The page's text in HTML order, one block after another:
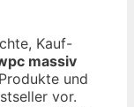
Kauf-
massiv
und
vor.